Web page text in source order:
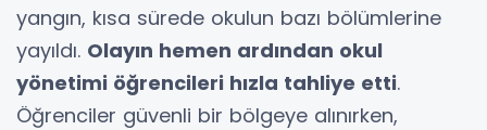
yangın, kısa sürede okulun bazı bölümlerine
yayıldı. Olayın hemen ardından okul
yönetimi öğrencileri hızla tahliye etti.
Öğrenciler güvenli bir bölgeye alınırken,